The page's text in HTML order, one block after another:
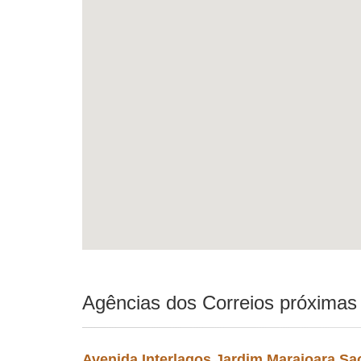
Agências dos Correios próximas